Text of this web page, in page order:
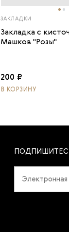
ЗАКЛАДКИ
Закладка с
Машков "Розы"
200 ₽
В КОРЗИНУ